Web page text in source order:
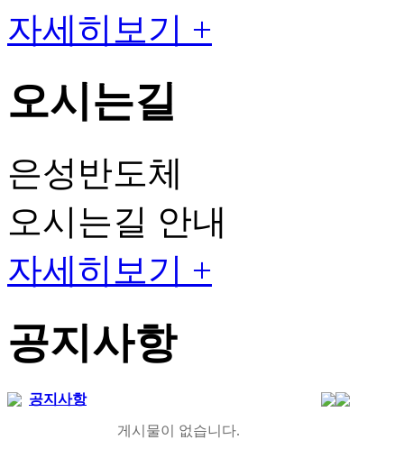
자세히보기 +
오시는길
은성반도체
오시는길 안내
자세히보기 +
공지사항
공지사항
게시물이 없습니다.